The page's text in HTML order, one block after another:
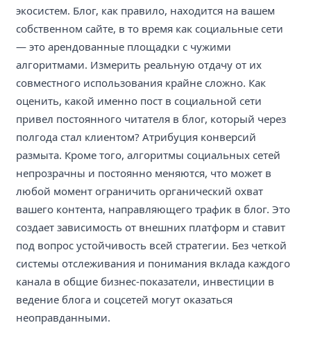
экосистем. Блог, как правило, находится на вашем
собственном сайте, в то время как социальные сети
— это арендованные площадки с чужими
алгоритмами. Измерить реальную отдачу от их
совместного использования крайне сложно. Как
оценить, какой именно пост в социальной сети
привел постоянного читателя в блог, который через
полгода стал клиентом? Атрибуция конверсий
размыта. Кроме того, алгоритмы социальных сетей
непрозрачны и постоянно меняются, что может в
любой момент ограничить органический охват
вашего контента, направляющего трафик в блог. Это
создает зависимость от внешних платформ и ставит
под вопрос устойчивость всей стратегии. Без четкой
системы отслеживания и понимания вклада каждого
канала в общие бизнес-показатели, инвестиции в
ведение блога и соцсетей могут оказаться
неоправданными.